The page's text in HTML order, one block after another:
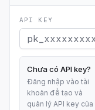
API KEY
Chưa có API key?
Đăng nhập vào tài
khoản để tạo và
quản lý API key của